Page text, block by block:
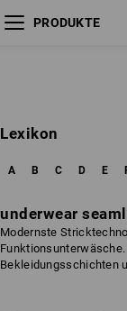
PRODUKTE
Lexikon
A B C D E
underwear
Modernste
Bekleidungsschichten